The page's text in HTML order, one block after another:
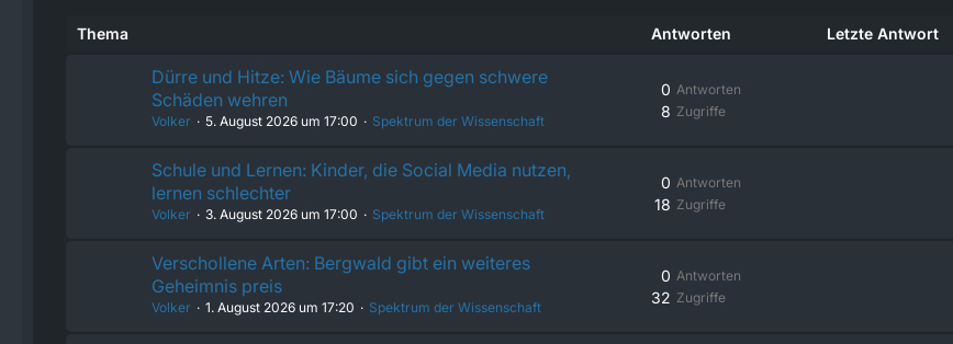
Thema Antworten Letzte Antwort
Dürre und Hitze: Wie Bäume sich gegen schwere
Schäden wehren
Volker 5. August 2026 um 17:00 Spektrum der Wissenschaft
Antworten
0
Zugriffe
8
Schule und Lernen: Kinder, die Social Media nutzen,
lernen schlechter
Volker 3. August 2026 um 17:00 Spektrum der Wissenschaft
Antworten
0
Zugriffe
18
Verschollene Arten: Bergwald gibt ein weiteres
Geheimnis preis
Volker 1. August 2026 um 17:20 Spektrum der Wissenschaft
Antworten
0
Zugriffe
32